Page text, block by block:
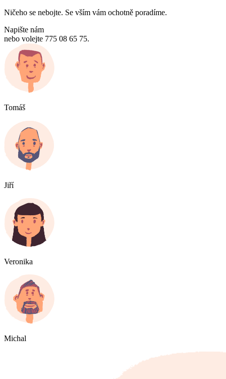
Ničeho se nebojte. Se vším vám ochotně poradíme.
Napište nám
nebo volejte 775 08 65 75.
Tomáš
Jiří
Veronika
Michal